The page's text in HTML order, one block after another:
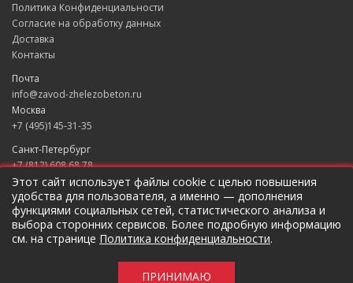
Политика Конфиденциальности
Согласие на обработку данных
Доставка
Контакты
Почта
info@zavod-zhelezobeton.ru
Москва
+7 (495)145-31-35
Санкт-Петербург
+7 (812) 608 68 78
Екатеринбург
+7 (343) 235 49 31
Краснодар
+7 (861) 205 79 37
Этот сайт использует файлы cookie с целью повышения
удобства для пользователя, а именно — дополнения
функциями социальных сетей, статистического анализа и
выбора сторонних сервисов. Более подробную информацию
см. на странице Политика конфиденциальности.
ПРИНИМАЮ